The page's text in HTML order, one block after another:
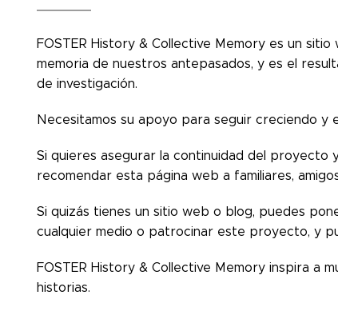
FOSTER History & Collective Memory es un
memoria de nuestros antepasados, y es el
de investigación.
Necesitamos su apoyo para seguir creciendo y
Si quieres asegurar la continuidad del proyecto
recomendar esta página web a familiares,
Si quizás tienes un sitio web o blog, puedes
cualquier medio o patrocinar este proyecto, y
FOSTER History & Collective Memory inspira a
historias.